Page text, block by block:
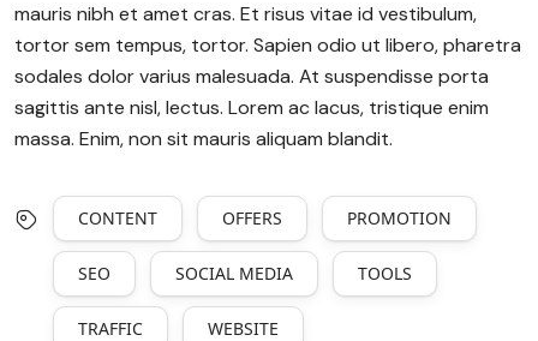
mauris nibh et amet cras. Et risus vitae id vestibulum,
tortor sem tempus, tortor. Sapien odio ut libero, pharetra
sodales dolor varius malesuada. At suspendisse porta
sagittis ante nisl, lectus. Lorem ac lacus, tristique enim
massa. Enim, non sit mauris aliquam blandit.
CONTENT OFFERS PROMOTION
SEO SOCIAL MEDIA TOOLS
TRAFFIC WEBSITE